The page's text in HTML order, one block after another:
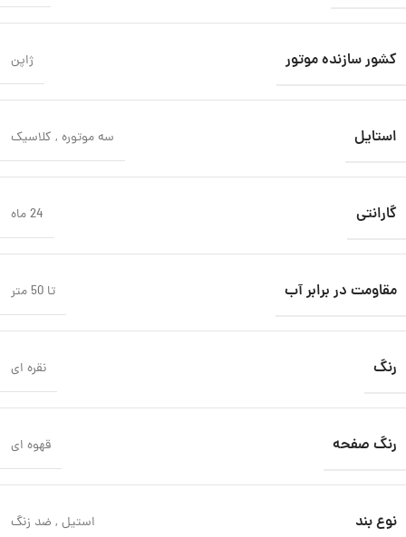
کشور سازنده موتور ژاپن
استایل سه موتوره , کلاسیک
گارانتی 24 ماه
مقاومت در برابر آب تا 50 متر
رنگ نقره ای
رنگ صفحه قهوه ای
نوع بند استیل , ضد زنگ